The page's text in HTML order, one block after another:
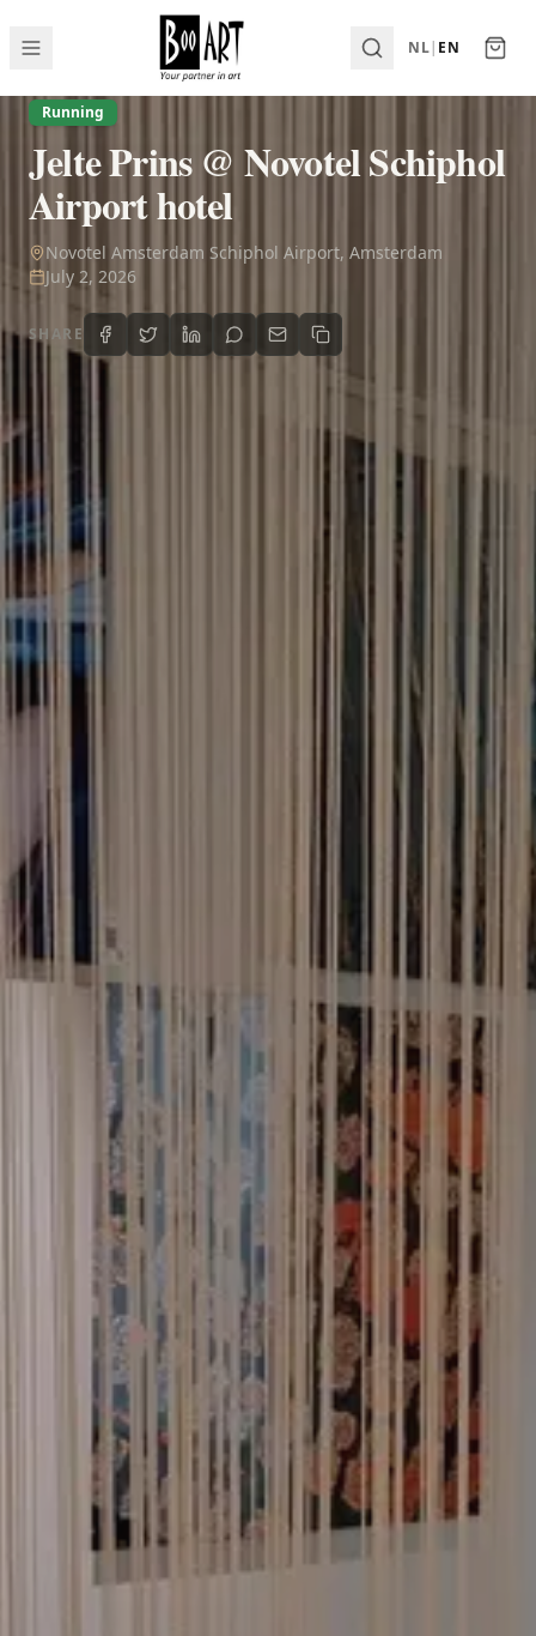
NL| EN
Running
Jelte Prins @ Novotel Schiphol
Airport hotel
Novotel Amsterdam Schiphol Airport, Amsterdam
July 2, 2026
SHARE